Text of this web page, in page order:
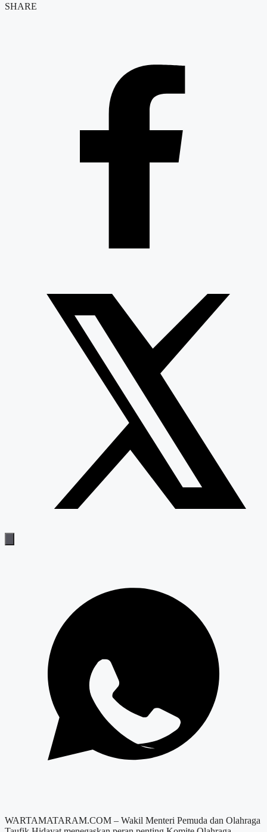
SHARE
WARTAMATARAM.COM – Wakil Menteri Pemuda dan Olahraga